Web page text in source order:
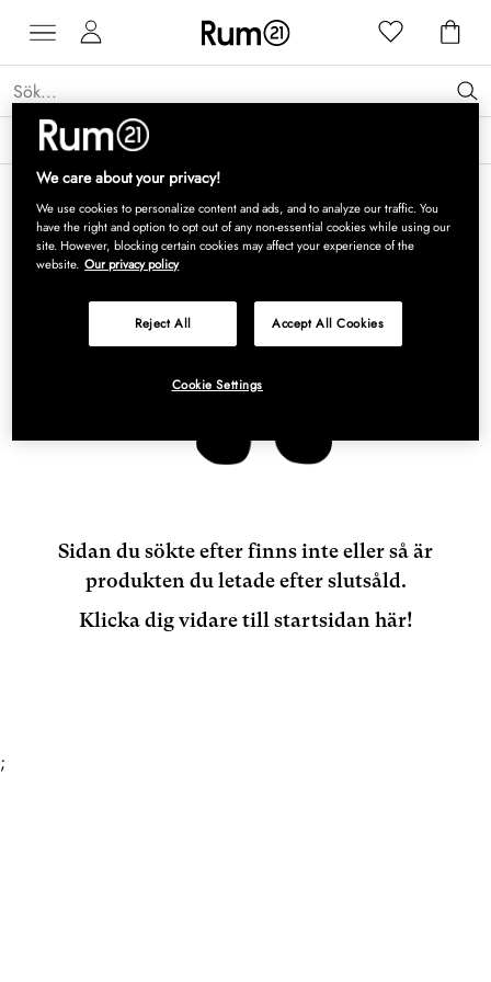
Få 15 % rabatt på Grythyttan Stålmöbler* →
Sidan du sökte efter finns inte eller så är
produkten du letade efter slutsåld.
Klicka dig vidare till startsidan här!
;
We care about your privacy!
We use cookies to personalize content and ads, and to analyze our traffic. You
have the right and option to opt out of any non-essential cookies while using our
site. However, blocking certain cookies may affect your experience of the
website. Our privacy policy
Reject All Accept All Cookies
Cookie Settings